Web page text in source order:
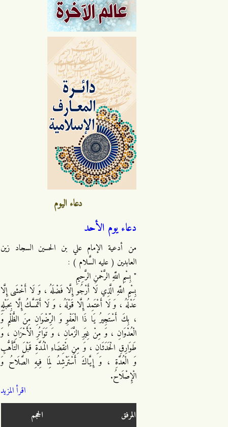
دعاء اليوم
دعاء يوم الأحد
من أدعية الإمام علي بن الحسين السجاد زين
العابدين ( عليه السَّلام ) :
" بِسْمِ اللَّهِ الرَّحْمنِ الرَّحِيمِ
بِسْمِ اللَّهِ الَّذِي لَا أَرْجُو إِلَّا فَضْلَهُ ، وَ لَا أَخْشَى إِلَّا
عَدْلَهُ ، وَ لَا أَعْتَمِدُ إِلَّا قَوْلَهُ ، وَ لَا أَتَمَسَّكُ إِلَّا بِحَبْلِهِ
، بِكَ أَسْتَجِيرُ يَا ذَا الْعَفْوِ وَ الرِّضْوَانِ مِنَ الظُّلْمِ وَ
الْعُدْوَانِ ، وَ مِنْ غِيَرِ الزَّمَانِ ، وَ تَوَاتُرِ الْأَحْزَانِ ، وَ
طَوَارِقِ الْحَدَثَانِ ، وَ مِنِ انْقِضَاءِ الْمُدَّةِ قَبْلَ التَّأَهُّبِ
وَ الْعُدَّةِ ، وَ إِيَّاكَ أَسْتَرْشِدُ لِمَا فِيهِ الصَّلَاحُ وَ
الْإِصْلَاحُ.
اقرأ المزيد
المرفق
الحجم